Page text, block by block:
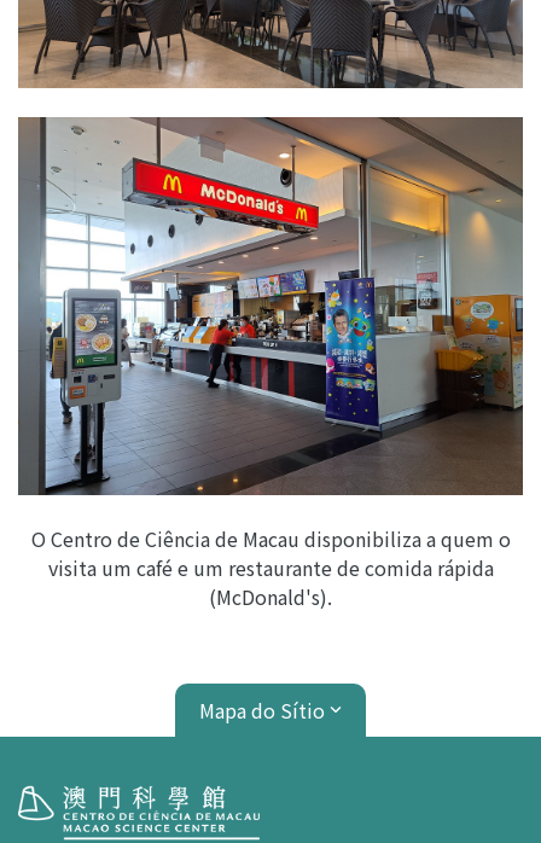
O Centro de Ciência de Macau disponibiliza a quem o
visita um café e um restaurante de comida rápida
(McDonald's).
Mapa do Sítio